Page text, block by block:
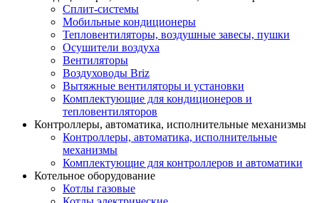
Сплит-системы
Мобильные кондиционеры
Тепловентиляторы, воздушные завесы, пушки
Осушители воздуха
Вентиляторы
Воздуховоды Briz
Вытяжные вентиляторы и установки
Комплектующие для кондиционеров и
тепловентиляторов
Контроллеры, автоматика, исполнительные механизмы
Контроллеры, автоматика, исполнительные
механизмы
Комплектующие для контроллеров и автоматики
Котельное оборудование
Котлы газовые